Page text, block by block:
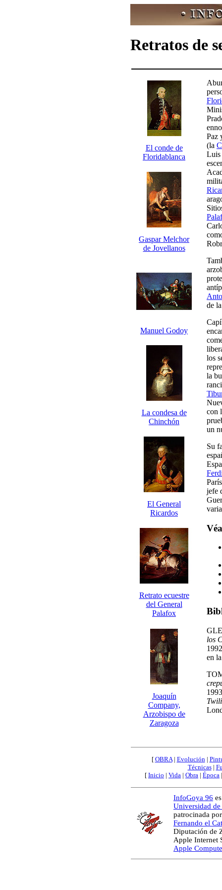
Retratos de
Paz
(la
Luis
de
los
la
con
un
Su
jefe
los
en
El conde de
Floridablanca
Gaspar Melchor
de Jovellanos
Manuel Godoy
La condesa de
Chinchón
El General
Ricardos
Retrato ecuestre
del General
Palafox
Joaquín
Company,
Arzobispo de
Zaragoza
[ OBRA| Evolución |
Técnicas|
[ Inicio | Vida | Obra | Época
InfoGoya 96
Universidad de
patrocinada
Fernando el
Diputación de
Apple Internet
Apple